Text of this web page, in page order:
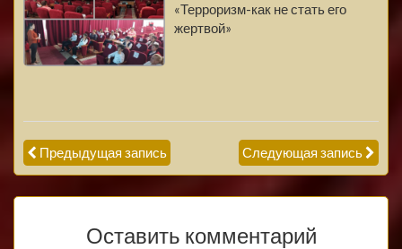
«Терроризм-как не стать его
жертвой»
Предыдущая запись Следующая запись
Оставить комментарий